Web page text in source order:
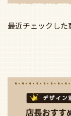
最近チェックした